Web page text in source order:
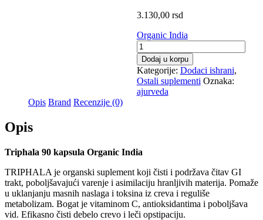
3.130,00 rsd
Organic India
Triphala
90
kapsula
Organic
India
količina
Dodaj u korpu
Kategorije: Dodaci ishrani,
Ostali suplementi Oznaka:
ajurveda
Opis Brand Recenzije (0)
Opis
Triphala 90 kapsula Organic India
TRIPHALA je organski suplement koji čisti i podržava čitav GI
trakt, poboljšavajući varenje i asimilaciju hranljivih materija. Pomaže
u uklanjanju masnih naslaga i toksina iz creva i reguliše
metabolizam. Bogat je vitaminom C, antioksidantima i poboljšava
vid. Efikasno čisti debelo crevo i leči opstipaciju.